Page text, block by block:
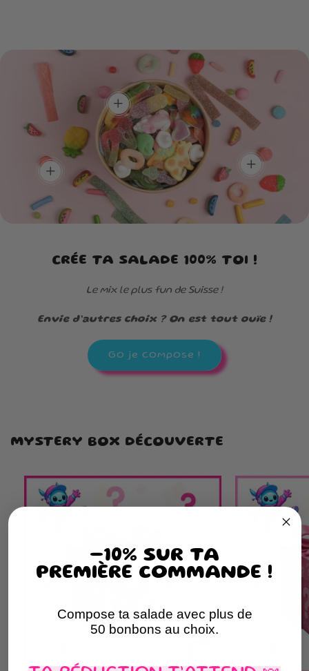
CRÉE TA SALADE 100% TOI !
Le mix le plus fun de Suisse !
Envie d’autres choix ? On est tout ouïe !
Go je compose !
add
add
Plein de goûts,
zéro routine !
Un mélange unique pour
découvrir de nouvelles
saveurs à chaque
bouchée.
add
couleurs, un max
de saveurs !
Une box aussi belle à
regarder que délicieuse à
dévorer.
MYSTERY BOX DÉCOUVERTE
-10% SUR TA
PREMIÈRE COMMANDE !
Compose ta salade avec plus de
50 bonbons au choix.